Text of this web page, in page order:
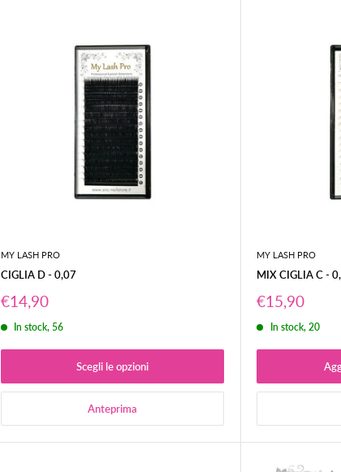
MY LASH PRO
CIGLIA D - 0,07
Prezzo
scontato
€14,90
In stock, 56
Scegli le opzioni
Anteprima
MY LASH PRO
MIX CIGLIA C -
Prezzo
scontato
€15,90
In stock, 20